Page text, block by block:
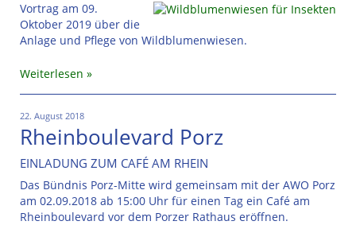
Vortrag am 09.
Oktober 2019 über die
Anlage und Pflege von Wildblumenwiesen.
Weiterlesen
22. August 2018
Rheinboulevard Porz
EINLADUNG ZUM CAFÉ AM RHEIN
Das Bündnis Porz-Mitte wird gemeinsam mit der AWO Porz
am 02.09.2018 ab 15:00 Uhr für einen Tag ein Café am
Rheinboulevard vor dem Porzer Rathaus eröffnen.